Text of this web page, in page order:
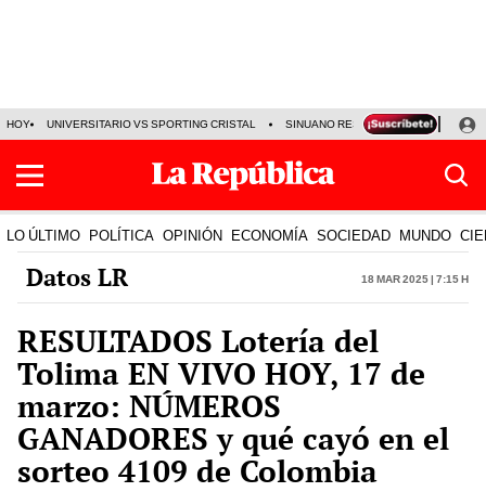
HOY UNIVERSITARIO VS SPORTING CRISTAL SINUANO RESULTADOS HOY
LO ÚLTIMO POLÍTICA OPINIÓN ECONOMÍA SOCIEDAD MUNDO
Datos LR 18 Mar 2025 | 7:15 h
RESULTADOS Lotería del
Tolima EN VIVO HOY, 17 de
marzo: NÚMEROS
GANADORES y qué cayó en el
sorteo 4109 de Colombia